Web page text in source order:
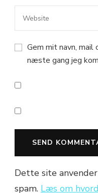
Gem mit navn,
næste gang jeg
Dette site
spam. Læs om